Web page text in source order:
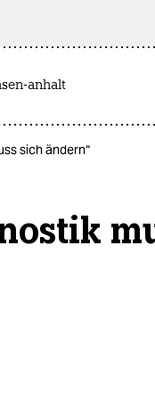
anhalt
sich ändern“